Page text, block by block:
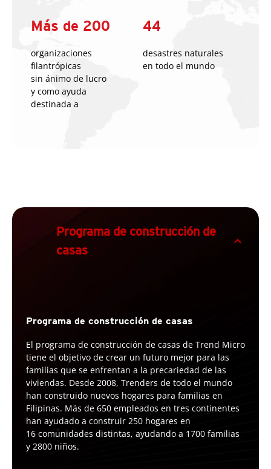
Más de 200
organizaciones
filantrópicas
sin ánimo de lucro
y como ayuda
destinada a
44
desastres naturales
en todo el mundo
Programa de construcción de
casas
expand_less
Programa de construcción de casas
El programa de construcción de casas de Trend Micro
tiene el objetivo de crear un futuro mejor para las
familias que se enfrentan a la precariedad de las
viviendas. Desde 2008, Trenders de todo el mundo
han construido nuevos hogares para familias en
Filipinas. Más de 650 empleados en tres continentes
han ayudado a construir 250 hogares en
16 comunidades distintas, ayudando a 1700 familias
y 2800 niños.